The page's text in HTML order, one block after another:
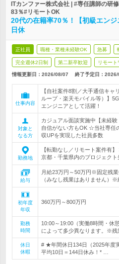
ITカンファー株式会社 | #専任講師の研
83％#リモートOK
20代の在籍率70％！【初級エン
日休
正社員 職種・業種未経験OK 急募
完全週休2日制 第二新卒歓迎 リモー
情報更新日：2026/08/07 終了予定日： 2026/
仕事内容
【自社案件8割／大手通信キ
ループ・楽天モバイル等）】
エンジニアとして活躍！
対象と
なる方
カジュアル面談実施中【未経
自信がない方もOK ☆当社専任
収UPを実現した社員多数
勤務地
【転勤なし／リモート案件有
京都・千葉県内のプロジェク
給与
月給23万円～50万円※固定残
（みなし残業はありません）
初年度
年収
360万円～800万円
勤務
時間
10:00～19:00（実働8時間・休
によって多少異なります。※残
休日
休暇
# ★年間休日134日（2025年度
平均10日＝144日休み！* …